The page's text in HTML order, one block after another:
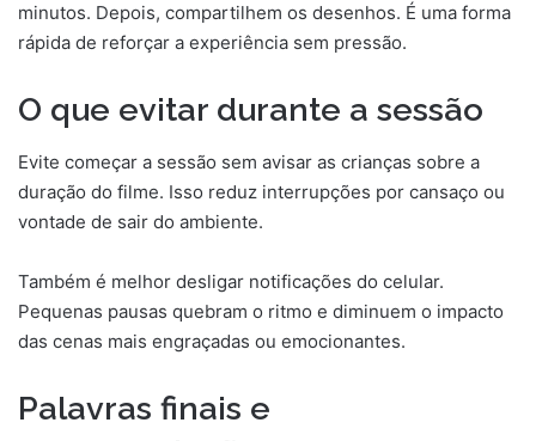
minutos. Depois, compartilhem os desenhos. É uma forma
rápida de reforçar a experiência sem pressão.
O que evitar durante a sessão
Evite começar a sessão sem avisar as crianças sobre a
duração do filme. Isso reduz interrupções por cansaço ou
vontade de sair do ambiente.
Também é melhor desligar notificações do celular.
Pequenas pausas quebram o ritmo e diminuem o impacto
das cenas mais engraçadas ou emocionantes.
Palavras finais e